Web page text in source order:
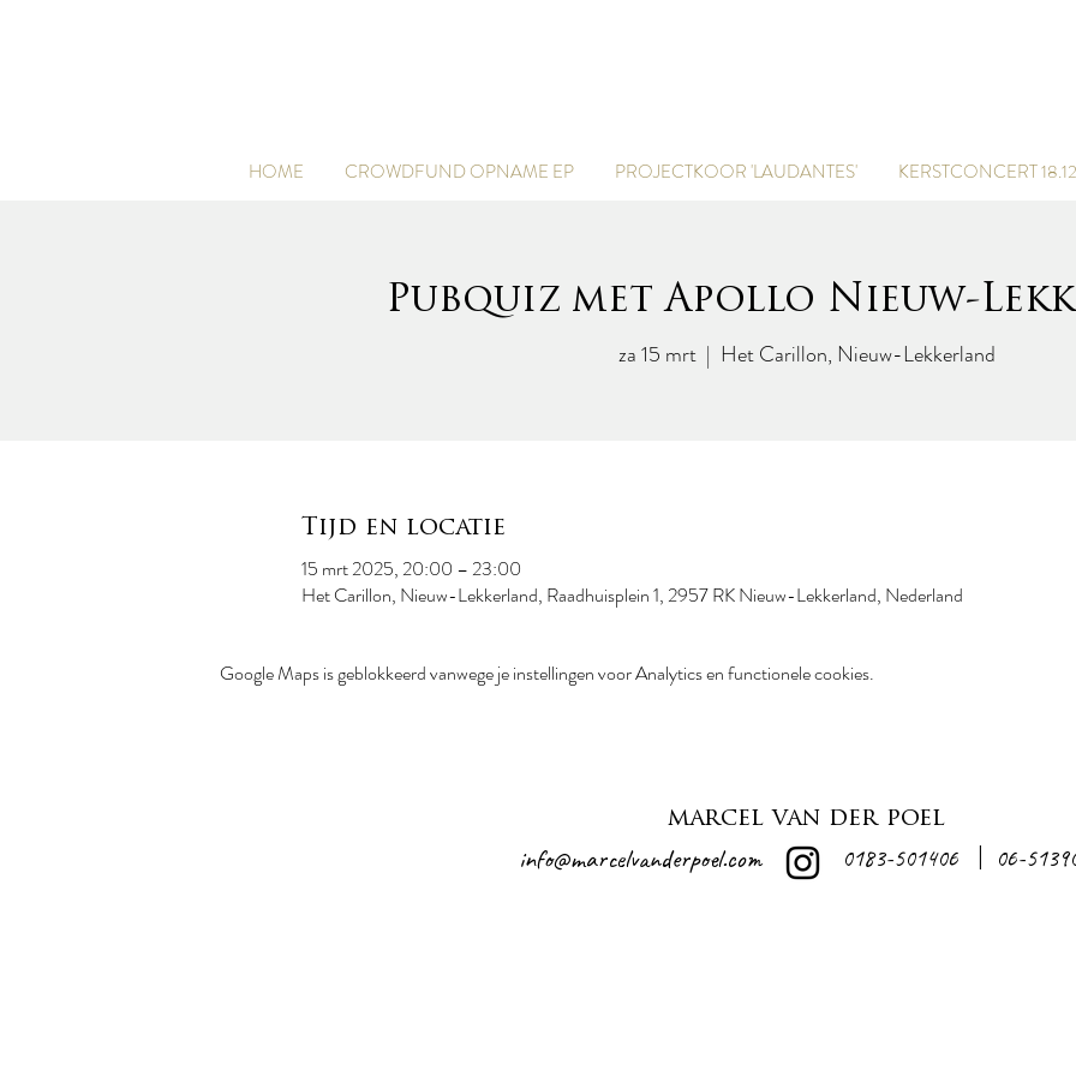
HOME CROWDFUND OPNAME EP PROJECTKOOR 'LAUDANTES' KERSTCONCERT
Pubquiz met Apollo Nieuw-
za 15 mrt
  |
Het Carillon, Nieuw-Lekkerland
Tijd en locatie
15 mrt 2025, 20:00 – 23:00
Het Carillon, Nieuw-Lekkerland, Raadhuisplein 1, 2957 RK Nieuw-Lekkerland, Nederland
Google Maps is geblokkeerd vanwege je instellingen voor Analytics en functionele cookies.
marcel van der poel
info@marcelvanderpoel.com 0183-501406 06-